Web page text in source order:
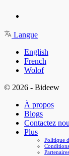
Langue
English
French
Wolof
© 2026 - Bideew
À propos
Blogs
Contactez
Plus
Politique
Partenaires